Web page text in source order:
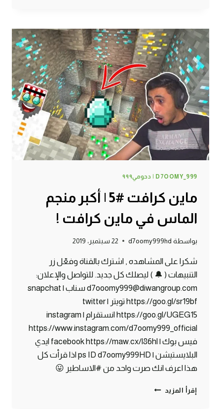
أغرب
بوابة
نذر
!
D7OOMY_999 | دحومي٩٩٩
ماين كرافت #5 | أكبر منجم
الماس في ماين كرافت !
بواسطة d7oomy999hd 22 سبتمبر، 2019
شكرا على المشاهده , اشترك بالقناة وفعّل زر
التنبيهات ( 🔔 ) ليصلك كل جديد. للتواصل والإعلان:
d7ooomy999@diwangroup.com سناب | snapchat
https://goo.gl/sr19bf تويتر | twitter
https://goo.gl/UGEG15 انستقرام | instagram
https://www.instagram.com/d7oomy999_official
فيس بوك | facebook https://maw.cx/l86hl ايدي
البلايستيشن | ps ID d7oomy999HD اذا قرأت كل
هذا اعرف انك صرت واحد من #الاساطير 😛
إقرأ المزيد ماين